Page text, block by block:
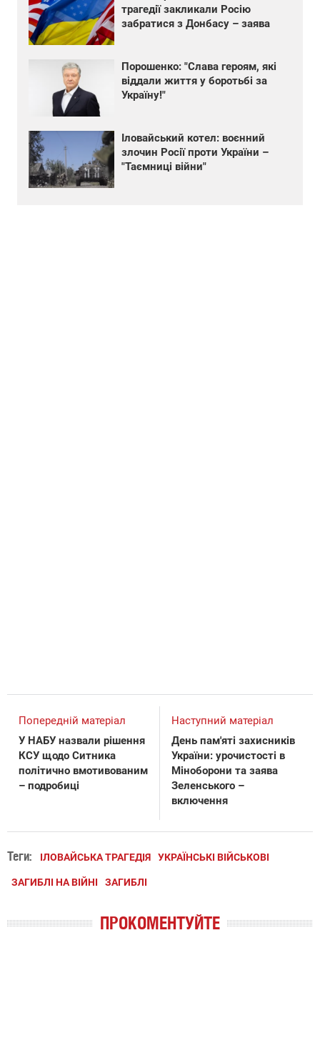
трагедії закликали Росію
забратися з Донбасу – заява
Порошенко: "Слава героям, які
віддали життя у боротьбі за
Україну!"
Іловайський котел: воєнний
злочин Росії проти України –
"Таємниці війни"
Попередній матеріал
У НАБУ назвали рішення
КСУ щодо Ситника
політично вмотивованим
– подробиці
Наступний матеріал
День пам'яті захисників
України: урочистості в
Міноборони та заява
Зеленського –
включення
Теги: ІЛОВАЙСЬКА ТРАГЕДІЯ УКРАЇНСЬКІ ВІЙСЬКОВІ
ЗАГИБЛІ НА ВІЙНІ ЗАГИБЛІ
ПРОКОМЕНТУЙТЕ